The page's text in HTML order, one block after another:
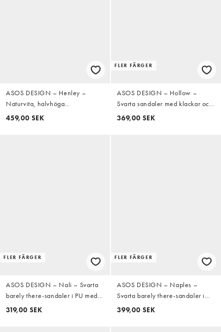
ASOS DESIGN – Henley –
Naturvita, halvhöga
klacksandaler i raffiabast med
459,00 SEK
FLER FÄRGER
ASOS DESIGN – Hollow –
Svarta sandaler med klackar och
smala remmar
369,00 SEK
FLER FÄRGER
ASOS DESIGN – Nali – Svarta
barely there-sandaler i PU med
klack
319,00 SEK
FLER FÄRGER
ASOS DESIGN – Naples –
Svarta barely there-sandaler i
mockaimitaiton med blockklack
399,00 SEK